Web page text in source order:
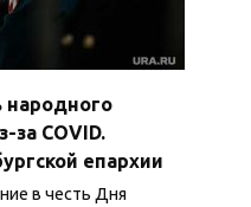
народного
за COVID.
епархии
в честь Дня